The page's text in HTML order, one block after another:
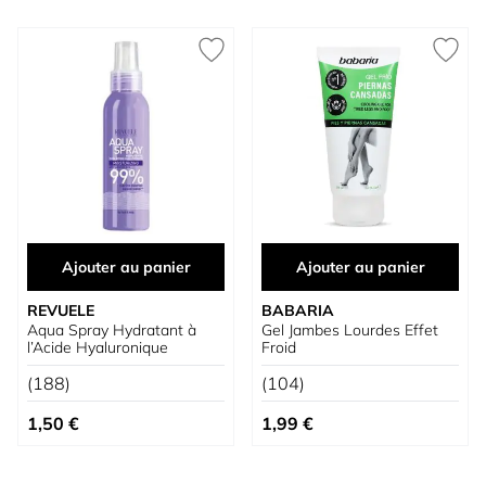
Ajouter au panier
REVUELE
Aqua Spray Hydratant à
l’Acide Hyaluronique
(188)
1,50 €
Ajouter au panier
BABARIA
Gel Jambes Lourdes Effet
Froid
(104)
1,99 €